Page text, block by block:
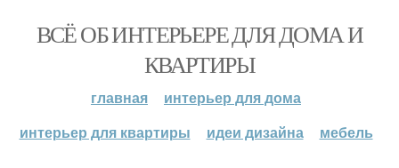
ВСЁ ОБ ИНТЕРЬЕРЕ ДЛЯ ДОМА И
КВАРТИРЫ
главная
интерьер для дома
интерьер для квартиры
идеи дизайна мебель